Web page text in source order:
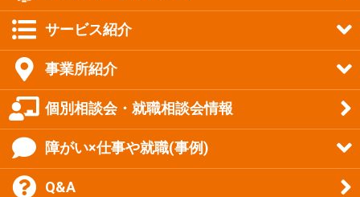
サービス紹介
事業所紹介
個別相談会・就職相談会情報
障がい×仕事や就職(事例)
Q&A